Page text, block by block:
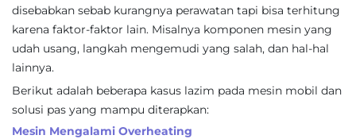
disebabkan sebab kurangnya perawatan tapi bisa terhitung
karena faktor-faktor lain. Misalnya komponen mesin yang
udah usang, langkah mengemudi yang salah, dan hal-hal
lainnya.
Berikut adalah beberapa kasus lazim pada mesin mobil dan
solusi pas yang mampu diterapkan:
Mesin Mengalami Overheating